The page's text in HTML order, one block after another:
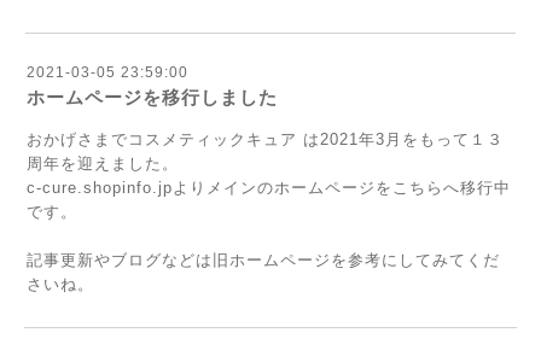
2021-03-05 23:59:00
ホームページを移行しました
おかげさまでコスメティックキュア は2021年3月をもって１３
周年を迎えました。
c-cure.shopinfo.jpよりメインのホームページをこちらへ移行中
です。
記事更新やブログなどは旧ホームページを参考にしてみてくだ
さいね。